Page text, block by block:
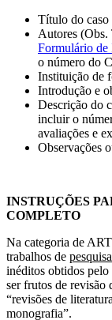
Título do
Autores (Obs.
Formulário de
o número do
Instituição de
Introdução e
Descrição do
incluir o
avaliações e
Observações
INSTRUÇÕES
COMPLETO
Na categoria de
trabalhos de pesquisa
inéditos obtidos
ser frutos de revisão
“revisões de
monografia”.